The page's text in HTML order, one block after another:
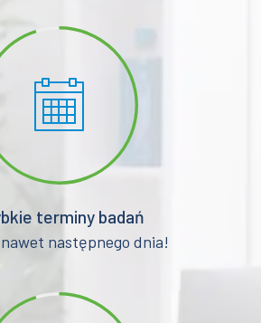
terminy badań
następnego dnia!